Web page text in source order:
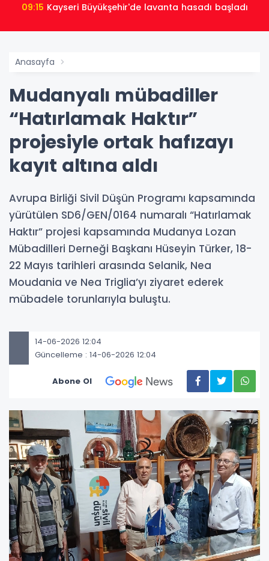
09:00 Kayseri Talas Yeni Dünya ERVA Spor Okulu açıldı
Anasayfa
Mudanyalı mübadiller
“Hatırlamak Haktır”
projesiyle ortak hafızayı
kayıt altına aldı
Avrupa Birliği Sivil Düşün Programı kapsamında
yürütülen SD6/GEN/0164 numaralı “Hatırlamak
Haktır” projesi kapsamında Mudanya Lozan
Mübadilleri Derneği Başkanı Hüseyin Türker, 18-
22 Mayıs tarihleri arasında Selanik, Nea
Moudania ve Nea Triglia’yı ziyaret ederek
mübadele torunlarıyla buluştu.
14-06-2026 12:04
Güncelleme : 14-06-2026 12:04
Abone Ol